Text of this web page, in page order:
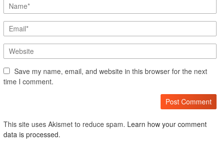
Save my name, email, and website in this browser for the next
time I comment.
This site uses Akismet to reduce spam. Learn how your comment
data is processed.